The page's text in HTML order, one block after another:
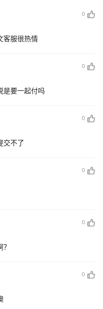
0
客服很热情
0
是要一起付吗
0
交不了
0
0
0